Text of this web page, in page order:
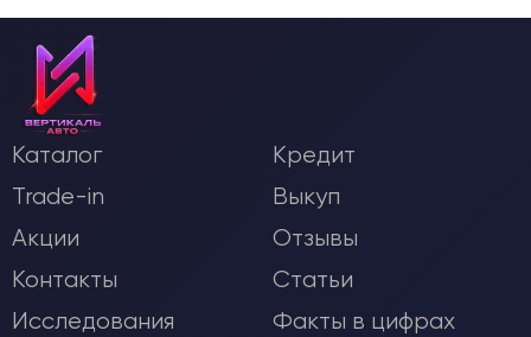
Каталог
Кредит
Trade-in
Выкуп
Акции
Отзывы
Контакты
Статьи
Исследования
Факты в цифрах